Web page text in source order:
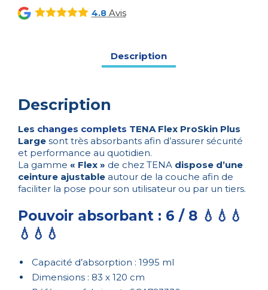
Plus
Large
4.8Avis
Description
Description
Les changes complets TENA Flex ProSkin Plus
Large sont très absorbants afin d’assurer sécurité
et performance au quotidien.
La gamme « Flex » de chez TENA dispose d’une
ceinture ajustable autour de la couche afin de
faciliter la pose pour son utilisateur ou par un tiers.
Pouvoir absorbant : 6 / 8 💧💧💧
💧💧💧
Capacité d’absorption : 1995 ml
Dimensions : 83 x 120 cm